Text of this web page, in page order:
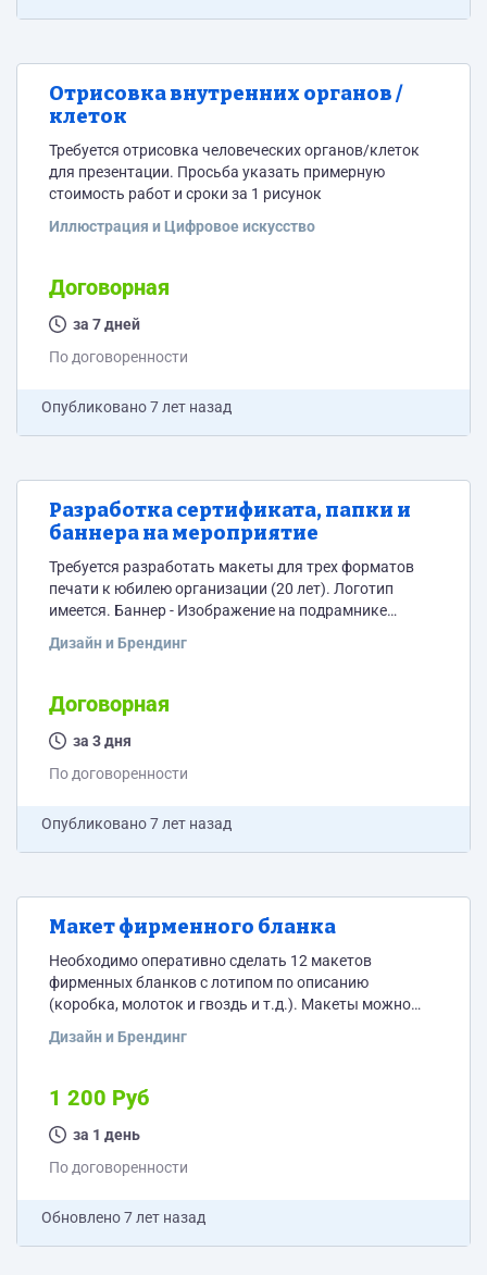
Отрисовка внутренних органов /
клеток
Требуется отрисовка человеческих органов/клеток
для презентации. Просьба указать примерную
стоимость работ и сроки за 1 рисунок
Иллюстрация и Цифровое искусство
Договорная
за 7 дней
По договоренности
Опубликовано7 лет назад
Разработка сертификата, папки и
баннера на мероприятие
Требуется разработать макеты для трех форматов
печати к юбилею организации (20 лет). Логотип
имеется. Баннер - Изображение на подрамнике
форматом A4 Папка - требуется накатка на внешнюю
Дизайн и Брендинг
Договорная
за 3 дня
По договоренности
Опубликовано7 лет назад
Макет фирменного бланка
Необходимо оперативно сделать 12 макетов
фирменных бланков с лотипом по описанию
(коробка, молоток и гвоздь и т.д.). Макеты можно
для бланка можно собрать в любом генераторе
или не указывать. Цена за все макеты
Дизайн и Брендинг
1 200 Руб
за 1 день
По договоренности
Обновлено7 лет назад